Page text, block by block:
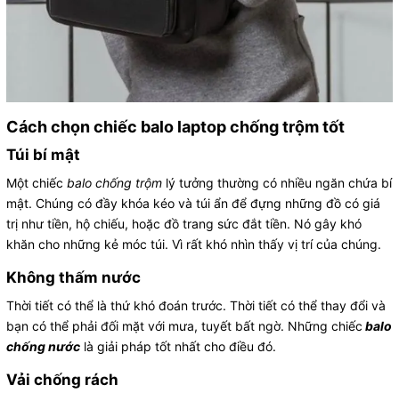
Cách chọn chiếc balo laptop chống trộm tốt
Túi bí mật
Một chiếc balo chống trộm lý tưởng thường có nhiều ngăn chứa bí
mật. Chúng có đầy khóa kéo và túi ẩn để đựng những đồ có giá
trị như tiền, hộ chiếu, hoặc đồ trang sức đắt tiền. Nó gây khó
khăn cho những kẻ móc túi. Vì rất khó nhìn thấy vị trí của chúng.
Không thấm nước
Thời tiết có thể là thứ khó đoán trước. Thời tiết có thể thay đổi và
bạn có thể phải đối mặt với mưa, tuyết bất ngờ. Những chiếc balo
chống nước là giải pháp tốt nhất cho điều đó.
Vải chống rách